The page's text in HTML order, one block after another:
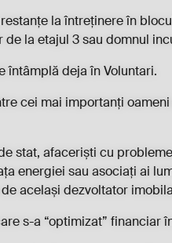
la întreținere în
la etajul 3 sau domnul
întâmplă deja în Voluntari.
cei mai importanți
stat, afaceriști cu
energiei sau asociați ai
același dezvoltator
s-a “optimizat” financiar